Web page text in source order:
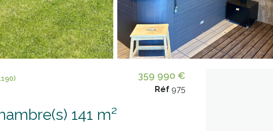
Maison 7 pièce(s) 5 chambre(s) 141 m²
359 990 €
Réf 975